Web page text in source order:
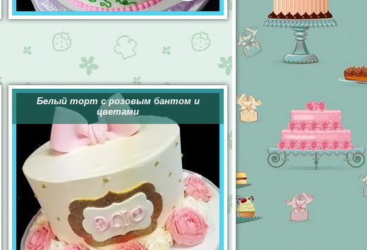
Белый торт с розовым бантом и
цветами